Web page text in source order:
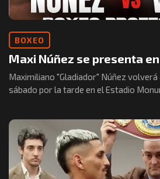
BOXEO
Maxi Núñez se presenta
Maximiliano "Gladiador" Núñez
sábado por la tarde en el Estadio